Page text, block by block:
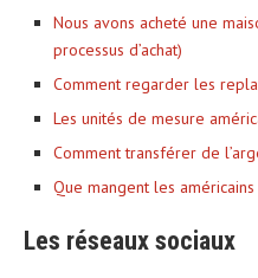
Nous avons acheté une
processus d’achat)
Comment regarder les
Les unités de mesure
Comment transférer de
Que mangent les
Les réseaux sociaux